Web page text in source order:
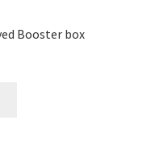
Booster box